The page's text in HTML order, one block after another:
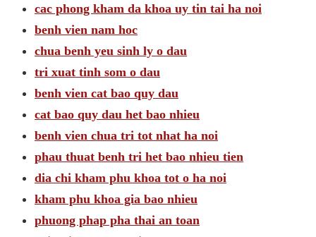
cac phong kham da khoa uy tin tai ha noi
benh vien nam hoc
chua benh yeu sinh ly o dau
tri xuat tinh som o dau
benh vien cat bao quy dau
cat bao quy dau het bao nhieu
benh vien chua tri tot nhat ha noi
phau thuat benh tri het bao nhieu tien
dia chi kham phu khoa tot o ha noi
kham phu khoa gia bao nhieu
phuong phap pha thai an toan